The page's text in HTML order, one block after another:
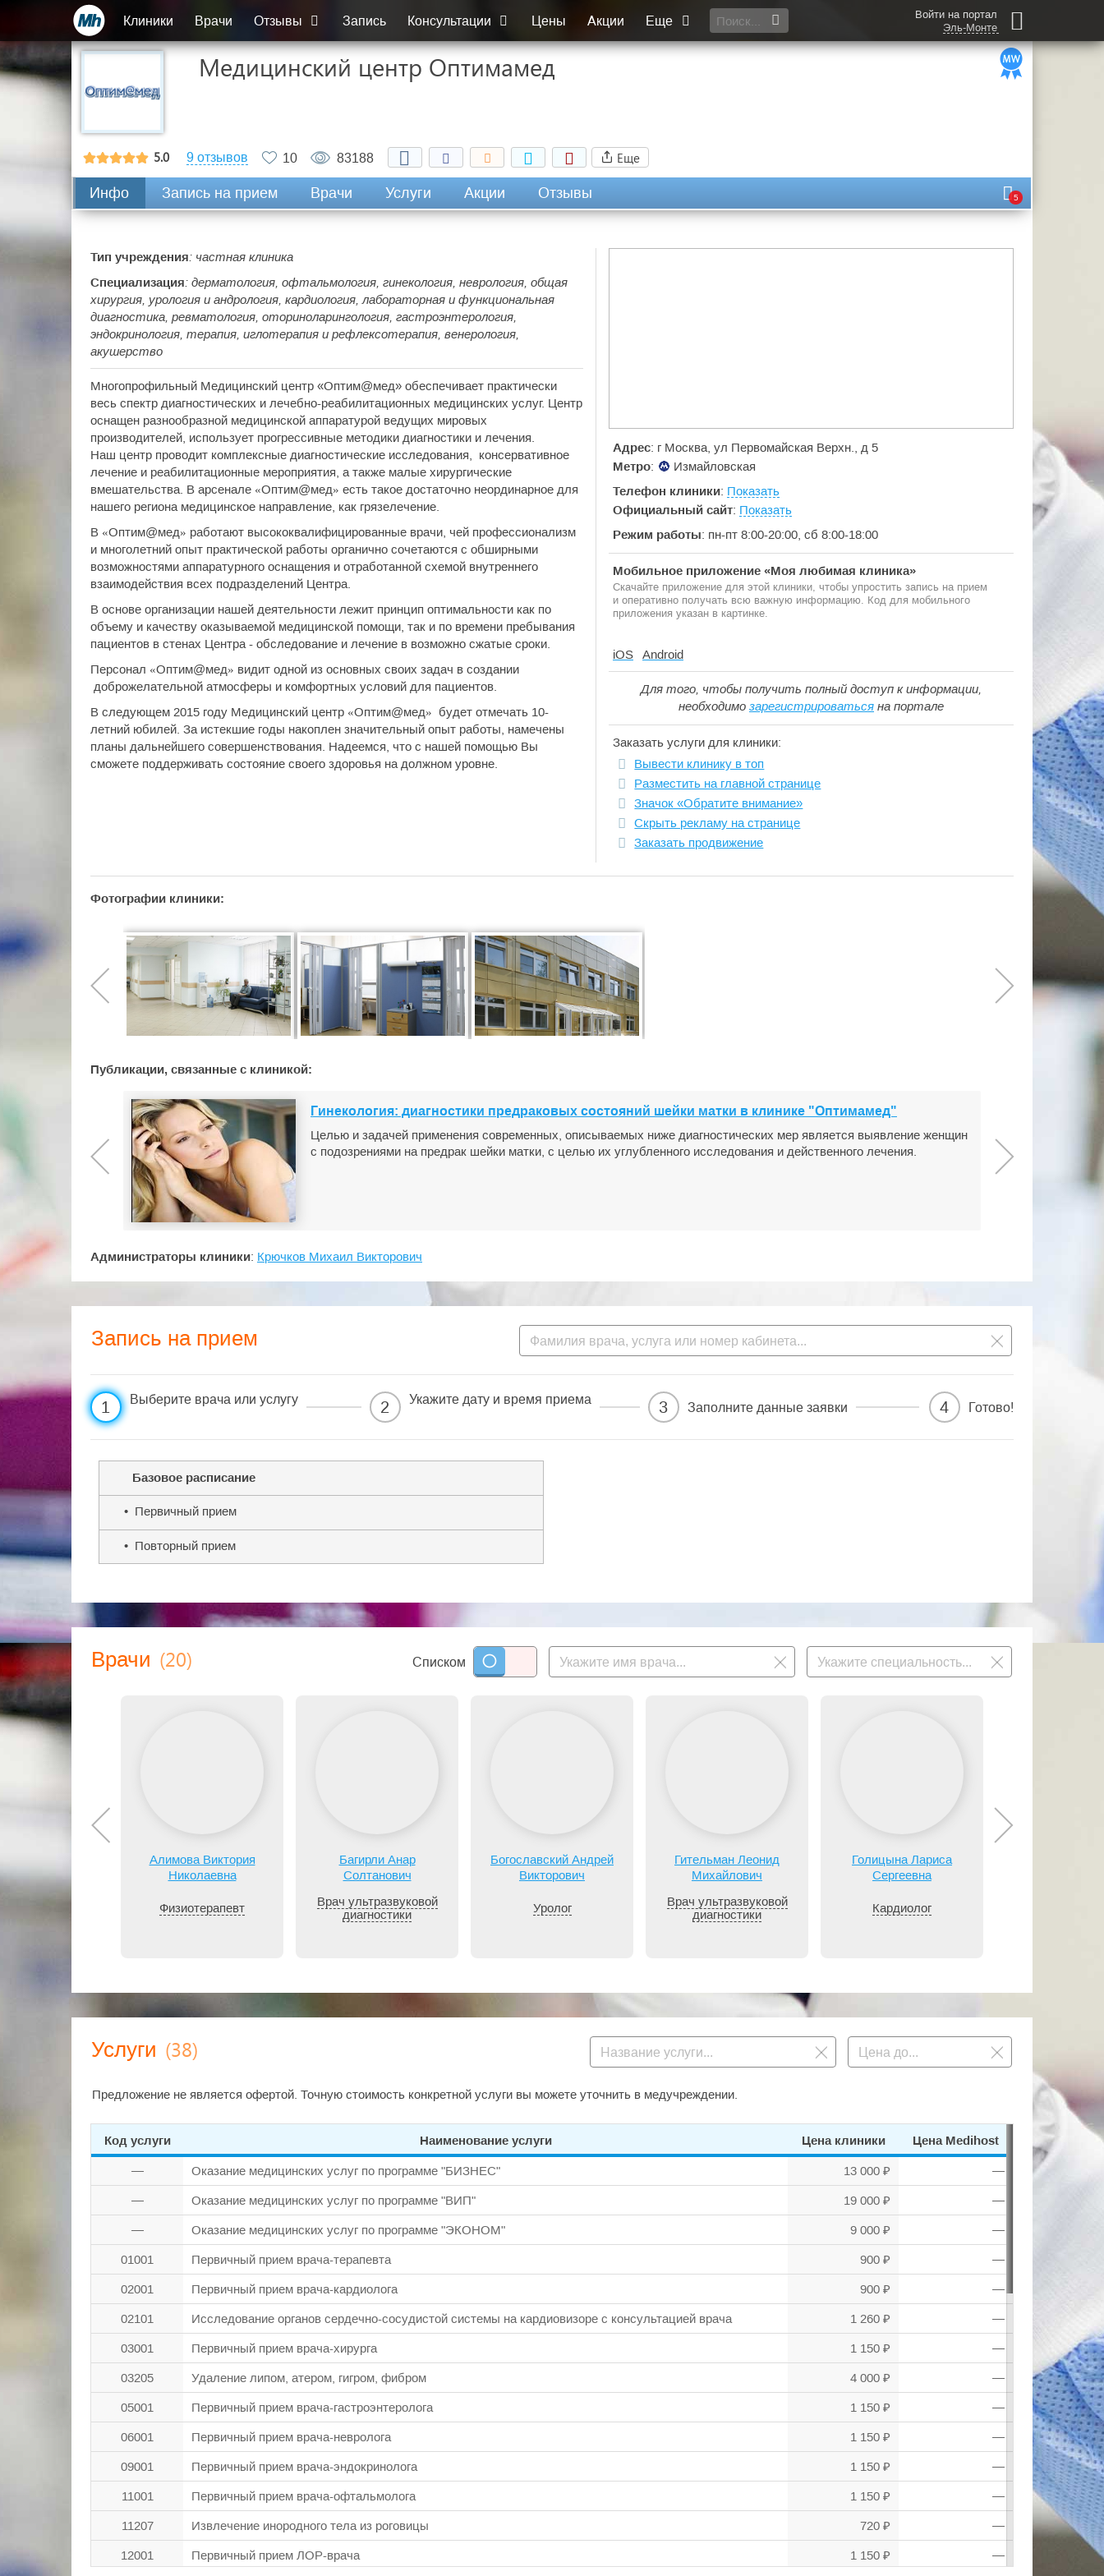
Клиники Врачи Отзывы Запись Консультации Цены Акции Еще
Войти на портал
Эль-Монте
Медицинский центр Оптимамед
5.0 9 отзывов 10 83188 Еще
Инфо Запись на прием Врачи Услуги Акции Отзывы 5
Адрес: г Москва, ул Первомайская Верхн., д 5
Метро:
Измайловская
Телефон клиники: Показать
Официальный сайт: Показать
Режим работы: пн-пт 8:00-20:00, сб 8:00-18:00
Мобильное приложение «Моя любимая клиника»
Скачайте приложение для этой клиники, чтобы упростить запись на прием
и оперативно получать всю важную информацию. Код для мобильного
приложения указан в картинке.
iOS Android
Для того, чтобы получить полный доступ к информации,
необходимо зарегистрироваться на портале
Заказать услуги для клиники:
Вывести клинику в топ
Разместить на главной странице
Значок «Обратите внимание»
Скрыть рекламу на странице
Заказать продвижение
Тип учреждения: частная клиника
Специализация: дерматология, офтальмология, гинекология, неврология, общая
хирургия, урология и андрология, кардиология, лабораторная и функциональная
диагностика, ревматология, оториноларингология, гастроэнтерология,
эндокринология, терапия, иглотерапия и рефлексотерапия, венерология,
акушерство
Многопрофильный Медицинский центр «Оптим@мед» обеспечивает практически
весь спектр диагностических и лечебно-реабилитационных медицинских услуг. Центр
оснащен разнообразной медицинской аппаратурой ведущих мировых
производителей, использует прогрессивные методики диагностики и лечения.
Наш центр проводит комплексные диагностические исследования, консервативное
лечение и реабилитационные мероприятия, а также малые хирургические
вмешательства. В арсенале «Оптим@мед» есть такое достаточно неординарное для
нашего региона медицинское направление, как грязелечение.
В «Оптим@мед» работают высококвалифицированные врачи, чей профессионализм
и многолетний опыт практической работы органично сочетаются с обширными
возможностями аппаратурного оснащения и отработанной схемой внутреннего
взаимодействия всех подразделений Центра.
В основе организации нашей деятельности лежит принцип оптимальности как по
объему и качеству оказываемой медицинской помощи, так и по времени пребывания
пациентов в стенах Центра - обследование и лечение в возможно сжатые сроки.
Персонал «Оптим@мед» видит одной из основных своих задач в создании
доброжелательной атмосферы и комфортных условий для пациентов.
В следующем 2015 году Медицинский центр «Оптим@мед» будет отмечать 10-
летний юбилей. За истекшие годы накоплен значительный опыт работы, намечены
планы дальнейшего совершенствования. Надеемся, что с нашей помощью Вы
сможете поддерживать состояние своего здоровья на должном уровне.
Фотографии клиники:
Публикации, связанные с клиникой:
Гинекология: диагностики предраковых состояний шейки матки в клинике "Оптимамед"
Целью и задачей применения современных, описываемых ниже диагностических мер является выявление женщин
с подозрениями на предрак шейки матки, с целью их углубленного исследования и действенного лечения.
Администраторы клиники: Крючков Михаил Викторович
Запись на прием
1 Выберите врача или услугу 2 Укажите дату и время приема 3 Заполните данные заявки 4 Готово!
Базовое расписание
• Первичный прием
• Повторный прием
Врачи (20) Списком
Алимова Виктория
Николаевна
Физиотерапевт
Багирли Анар
Солтанович
Врач ультразвуковой
диагностики
Богославский Андрей
Викторович
Уролог
Гительман Леонид
Михайлович
Врач ультразвуковой
диагностики
Голицына Лариса
Сергеевна
Кардиолог
Услуги (38)
Предложение не является офертой. Точную стоимость конкретной услуги вы можете уточнить в медучреждении.
Код услуги Наименование услуги Цена клиники Цена Medihost
— Оказание медицинских услуг по программе "БИЗНЕС" 13 000 ₽ —
— Оказание медицинских услуг по программе "ВИП" 19 000 ₽ —
— Оказание медицинских услуг по программе "ЭКОНОМ" 9 000 ₽ —
01001 Первичный прием врача-терапевта 900 ₽ —
02001 Первичный прием врача-кардиолога 900 ₽ —
02101 Исследование органов сердечно-сосудистой системы на кардиовизоре с консультацией врача 1 260 ₽ —
03001 Первичный прием врача-хирурга 1 150 ₽ —
03205 Удаление липом, атером, гигром, фибром 4 000 ₽ —
05001 Первичный прием врача-гастроэнтеролога 1 150 ₽ —
06001 Первичный прием врача-невролога 1 150 ₽ —
09001 Первичный прием врача-эндокринолога 1 150 ₽ —
11001 Первичный прием врача-офтальмолога 1 150 ₽ —
11207 Извлечение инородного тела из роговицы 720 ₽ —
12001 Первичный прием ЛОР-врача 1 150 ₽ —